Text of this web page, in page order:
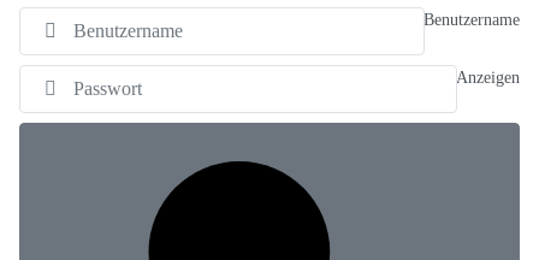
Benutzername
Anzeigen